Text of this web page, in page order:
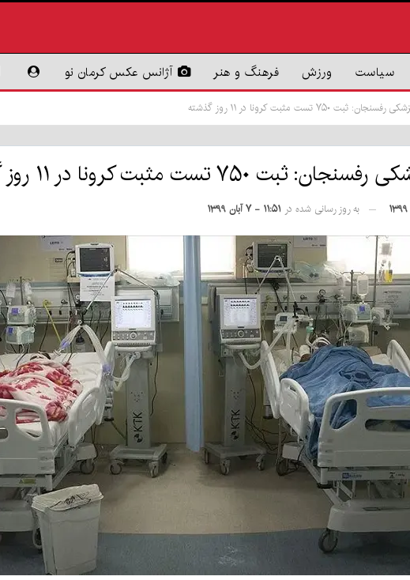
سیاست ورزش فرهنگ و هنر آژانس عکس کرمان نو
تست مثبت کرونا در ۱۱ روز گذشته
تست مثبت کرونا در ۱۱ روز گذشته
به روز رسانی شده در ۱۱:۵۱ - ۷ آبان ۱۳۹۹